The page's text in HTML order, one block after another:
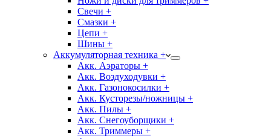
Свечи +
Смазки +
Цепи +
Шины +
Аккумуляторная техника +
Акк. Аэраторы +
Акк. Воздуходувки +
Акк. Газонокосилки +
Акк. Кусторезы/ножницы +
Акк. Пилы +
Акк. Снегоуборщики +
Акк. Триммеры +